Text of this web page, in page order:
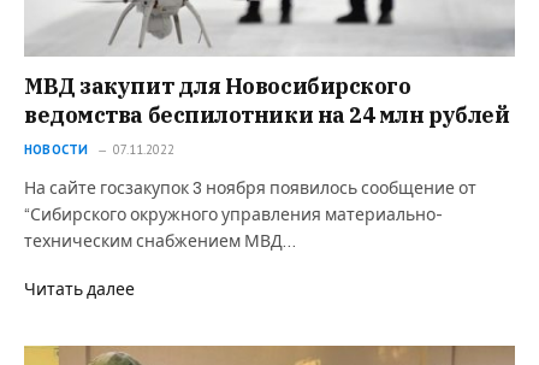
МВД закупит для Новосибирского
ведомства беспилотники на 24 млн рублей
НОВОСТИ 07.11.2022
На сайте госзакупок 3 ноября появилось сообщение от
“Сибирского окружного управления материально-
техническим снабжением МВД…
Читать далее